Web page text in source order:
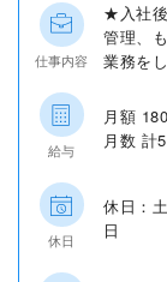
仕事内容
★入社
管理、
業務を
給与
月額
月数 計
休日
休日：
日